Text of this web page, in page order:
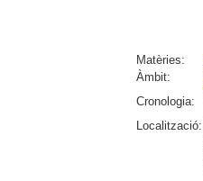
Matèries:
Àmbit:
Cronologia:
Localització: